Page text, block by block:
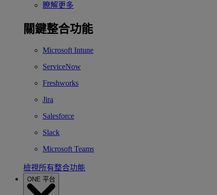
瞭解更多
關鍵整合功能
Microsoft Intune
ServiceNow
Freshworks
Jira
Salesforce
Slack
Microsoft Teams
檢視所有整合功能
ONE 平台